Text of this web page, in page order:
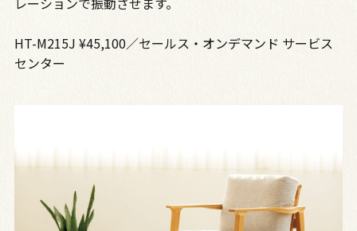
HT-M215J ¥45,100／セールス・オンデマンド サービス
センター